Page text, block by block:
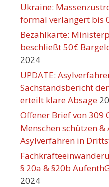
Ukraine:
formal verlängert bis
Bezahlkarte:
beschließt 50€
2024
UPDATE:
Sachstandsbericht
erteilt klare Absage
Offener Brief von 309
Menschen schützen &
Asylverfahren in
§ 20a & §20b
2024